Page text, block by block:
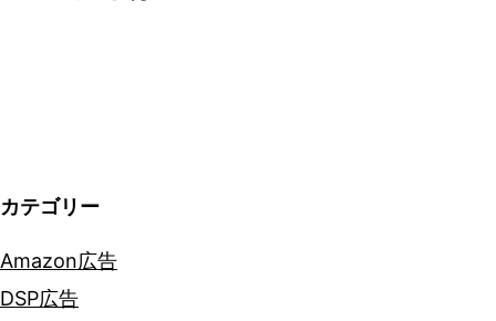
カテゴリー
Amazon広告
DSP広告